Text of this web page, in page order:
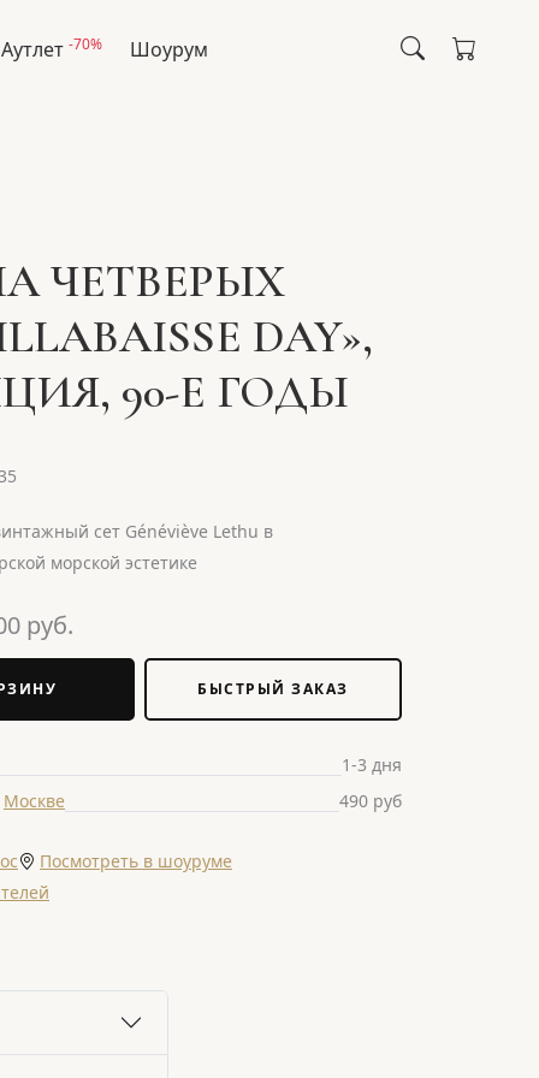
Аутлет -70% Шоурум
ЧЕТВЕРЫХ
DAY»,
90-Е ГОДЫ
сет Généviève Lethu в
морской эстетике
руб.
БЫСТРЫЙ ЗАКАЗ
1-3 дня
Москве 490 руб
Посмотреть в шоуруме